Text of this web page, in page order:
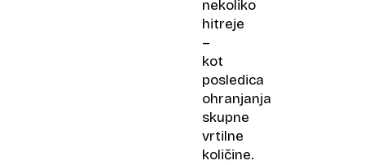
nekoliko
hitreje
–
kot
posledica
ohranjanja
skupne
vrtilne
količine.